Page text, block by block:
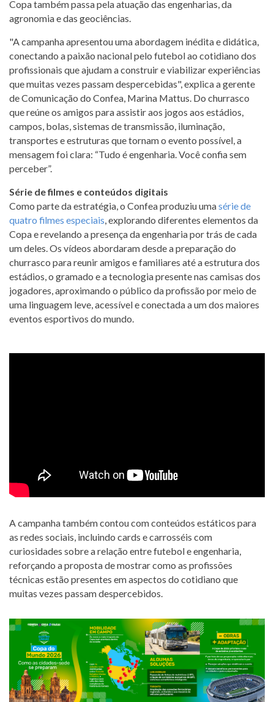
Copa também passa pela atuação das engenharias, da
agronomia e das geociências.
"A campanha apresentou uma abordagem inédita e didática,
conectando a paixão nacional pelo futebol ao cotidiano dos
profissionais que ajudam a construir e viabilizar experiências
que muitas vezes passam despercebidas", explica a gerente
de Comunicação do Confea, Marina Mattus. Do churrasco
que reúne os amigos para assistir aos jogos aos estádios,
campos, bolas, sistemas de transmissão, iluminação,
transportes e estruturas que tornam o evento possível, a
mensagem foi clara: “Tudo é engenharia. Você confia sem
perceber”.
Série de filmes e conteúdos digitais
Como parte da estratégia, o Confea produziu umasérie de
quatro filmes especiais , explorando diferentes elementos da
Copa e revelando a presença da engenharia por trás de cada
um deles. Os vídeos abordaram desde a preparação do
churrasco para reunir amigos e familiares até a estrutura dos
estádios, o gramado e a tecnologia presente nas camisas dos
jogadores, aproximando o público da profissão por meio de
uma linguagem leve, acessível e conectada a um dos maiores
eventos esportivos do mundo.
A campanha também contou com conteúdos estáticos para
as redes sociais, incluindo cards e carrosséis com
curiosidades sobre a relação entre futebol e engenharia,
reforçando a proposta de mostrar como as profissões
técnicas estão presentes em aspectos do cotidiano que
muitas vezes passam despercebidos.